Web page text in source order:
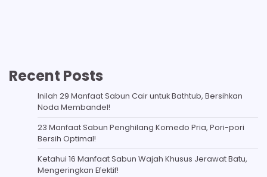
Recent Posts
Inilah 29 Manfaat Sabun Cair untuk Bathtub, Bersihkan
Noda Membandel!
23 Manfaat Sabun Penghilang Komedo Pria, Pori-pori
Bersih Optimal!
Ketahui 16 Manfaat Sabun Wajah Khusus Jerawat Batu,
Mengeringkan Efektif!